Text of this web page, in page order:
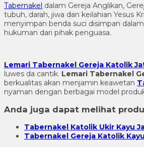
Tabernakel dalam Gereja Anglikan,
tubuh, darah, jiwa dan keilahian Yesus
menyimpan benda suci disimpan
hukuman dari pihak penguasa.
Lemari Tabernakel Gereja Katolik
luwes da cantik. Lemari Tabernakel
berkualitas akan menjamin keawetan
nyaman dengan berbagai model
Anda juga dapat melihat
Tabernakel Katolik Ukir Kayu
Tabernakel Gereja Katolik